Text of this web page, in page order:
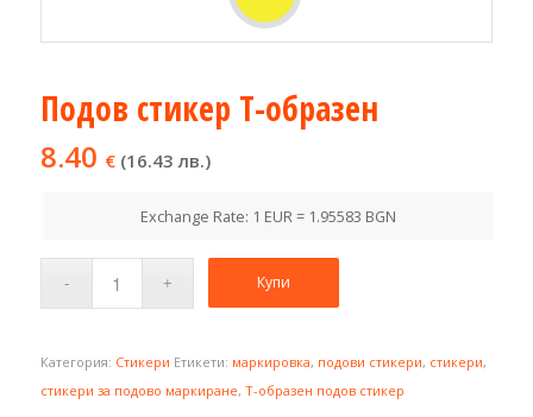
Подов стикер Т-образен
8.40 €(16.43 лв.)
Exchange Rate: 1 EUR = 1.95583 BGN
Купи
Категория: Стикери Етикети: маркировка, подови стикери, стикери,
стикери за подово маркиране, Т-образен подов стикер